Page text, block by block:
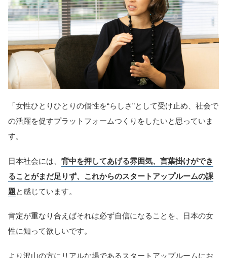
「女性ひとりひとりの個性を“らしさ”として受け止め、社会で
の活躍を促すプラットフォームつくりをしたいと思っていま
す。
日本社会には、 背中を押してあげる雰囲気、言葉掛けができ
ることがまだ足りず、これからのスタートアップルームの課
題と感じています。
肯定が重なり合えばそれは必ず自信になることを、日本の女
性に知って欲しいです。
より沢山の方にリアルな場であるスタートアップルームにお